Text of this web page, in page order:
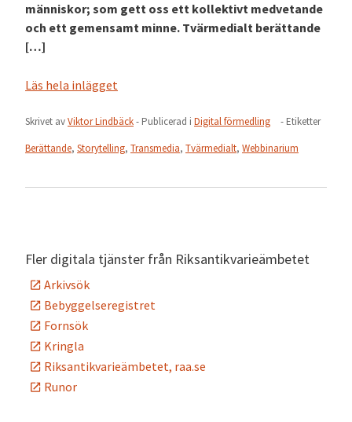
människor; som gett oss ett kollektivt medvetande
och ett gemensamt minne. Tvärmedialt berättande
[…]
Läs hela inlägget
Skrivet avViktor Lindbäck- Publicerad i Digital förmedling
- Etiketter
Berättande, Storytelling, Transmedia, Tvärmedialt, Webbinarium
Fler digitala tjänster från Riksantikvarieämbetet
Arkivsök
Bebyggelseregistret
Fornsök
Kringla
Riksantikvarieämbetet, raa.se
Runor